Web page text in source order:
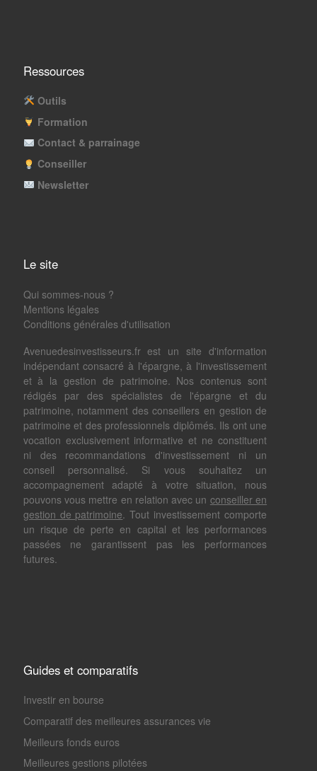
Ressources
Outils
Formation
Contact & parrainage
Conseiller
Newsletter
Le site
Qui sommes-nous ?
Mentions légales
Conditions générales d'utilisation
Avenuedesinvestisseurs.fr est un site d'information
indépendant consacré à l'épargne, à l'investissement
et à la gestion de patrimoine. Nos contenus sont
rédigés par des spécialistes de l'épargne et du
patrimoine, notamment des conseillers en gestion de
patrimoine et des professionnels diplômés. Ils ont une
vocation exclusivement informative et ne constituent
ni des recommandations d'investissement ni un
conseil personnalisé. Si vous souhaitez un
accompagnement adapté à votre situation, nous
pouvons vous mettre en relation avec un conseiller en
gestion de patrimoine. Tout investissement comporte
un risque de perte en capital et les performances
passées ne garantissent pas les performances
futures.
Guides et comparatifs
Investir en bourse
Comparatif des meilleures assurances vie
Meilleurs fonds euros
Meilleures gestions pilotées